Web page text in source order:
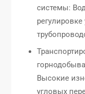
системы:
Высокие
угловых